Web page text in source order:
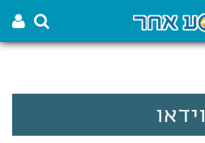
וידאו